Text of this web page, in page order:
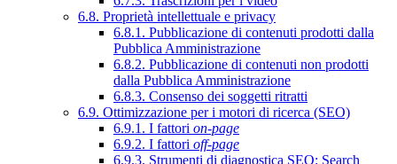
6.8. Proprietà intellettuale e privacy
6.8.1. Pubblicazione di contenuti prodotti dalla
Pubblica Amministrazione
6.8.2. Pubblicazione di contenuti non prodotti
dalla Pubblica Amministrazione
6.8.3. Consenso dei soggetti ritratti
6.9. Ottimizzazione per i motori di ricerca (SEO)
6.9.1. I fattori on-page
6.9.2. I fattori off-page
6.9.3. Strumenti di diagnostica SEO: Search